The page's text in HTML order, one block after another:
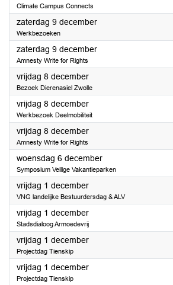
Climate Campus Connects
zaterdag 9 december2023
Werkbezoeken
zaterdag 9 december2023
Amnesty Write for Rights
vrijdag 8 december2023
Bezoek Dierenasiel Zwolle
vrijdag 8 december2023
Werkbezoek Deelmobiliteit
vrijdag 8 december2023
Amnesty Write for Rights
woensdag 6 december2023
Symposium Veilige Vakantieparken
vrijdag 1 december2023
VNG landelijke Bestuurdersdag & ALV
vrijdag 1 december2023
Stadsdialoog Armoedevrij
vrijdag 1 december2023
Projectdag Tienskip
vrijdag 1 december2023
Projectdag Tienskip